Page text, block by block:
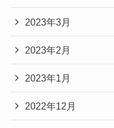
2023年3月
2023年2月
2023年1月
2022年12月